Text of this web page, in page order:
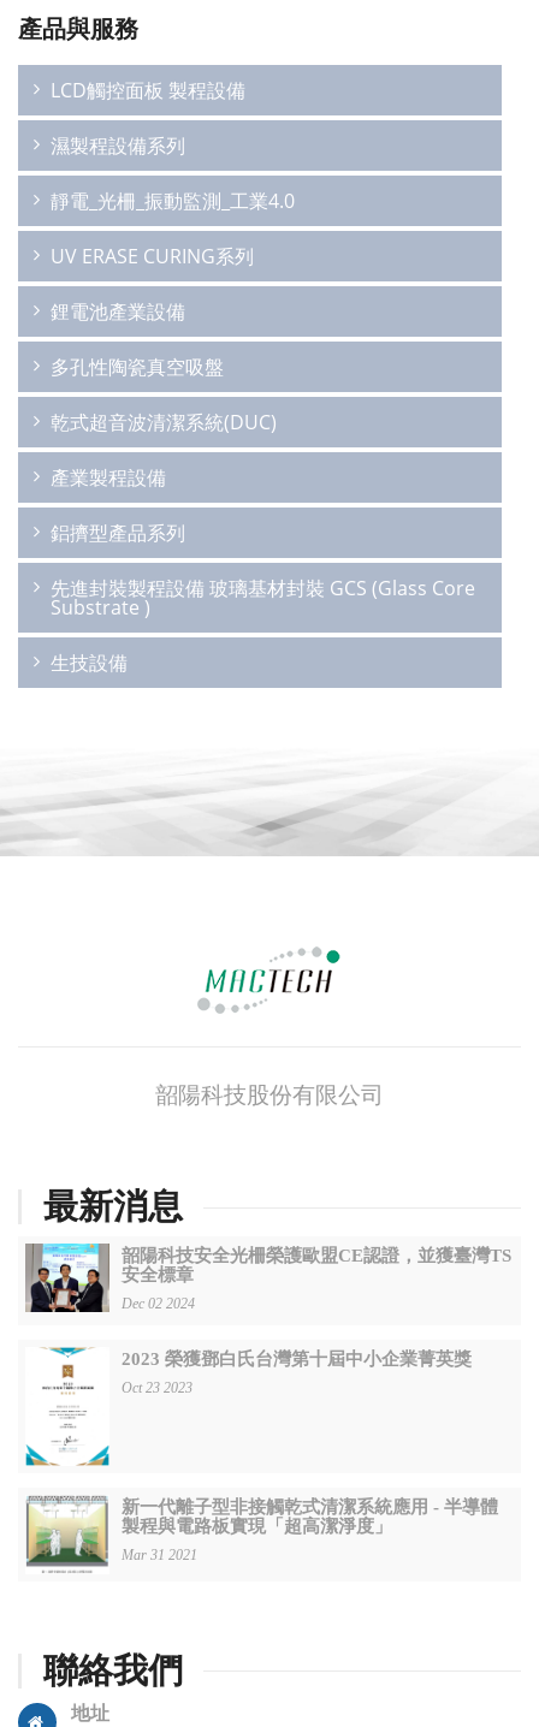
產品與服務
LCD觸控面板 製程設備
濕製程設備系列
靜電_光柵_振動監測_工業4.0
UV ERASE CURING系列
鋰電池產業設備
多孔性陶瓷真空吸盤
乾式超音波清潔系統(DUC)
產業製程設備
鋁擠型產品系列
先進封裝製程設備 玻璃基材封裝 GCS (Glass Core
Substrate )
生技設備
韶陽科技股份有限公司
最新消息
韶陽科技安全光柵榮護歐盟CE認證，並獲臺灣TS
安全標章
Dec 02 2024
2023 榮獲鄧白氏台灣第十屆中小企業菁英獎
Oct 23 2023
新一代離子型非接觸乾式清潔系統應用 - 半導體
製程與電路板實現「超高潔淨度」
Mar 31 2021
聯絡我們
地址